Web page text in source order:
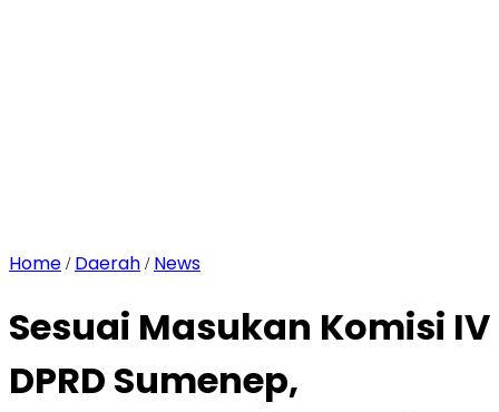
Home / Daerah / News
Sesuai Masukan Komisi IV
DPRD Sumenep,